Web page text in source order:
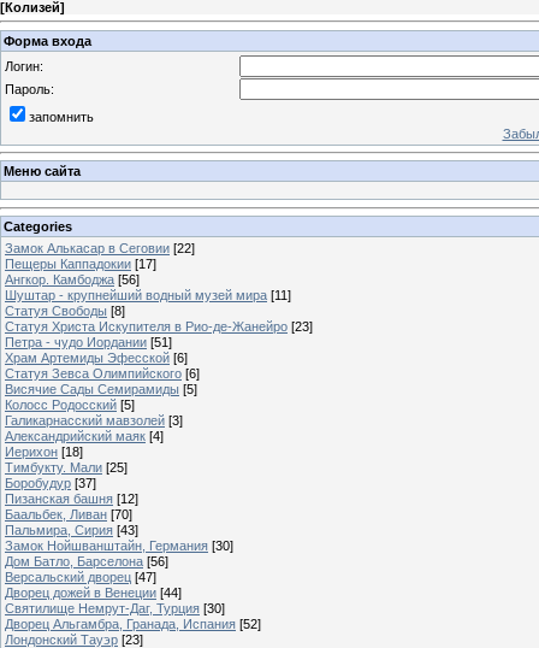
[Колизей]
Форма входа
Логин:
Пароль:
запомнить
Меню сайта
Categories
Замок Алькасар в Сеговии [22]
Пещеры Каппадокии [17]
Ангкор. Камбоджа [56]
Шуштар - крупнейший водный музей мира [11]
Статуя Свободы [8]
Статуя Христа Искупителя в Рио-де-Жанейро [23]
Петра - чудо Иордании [51]
Храм Артемиды Эфесской [6]
Статуя Зевса Олимпийского [6]
Висячие Сады Семирамиды [5]
Колосс Родосский [5]
Галикарнасский мавзолей [3]
Александрийский маяк [4]
Иерихон [18]
Тимбукту. Мали [25]
Боробудур [37]
Пизанская башня [12]
Баальбек, Ливан [70]
Пальмира, Сирия [43]
Замок Нойшванштайн, Германия [30]
Дом Батло, Барселона [56]
Версальский дворец [47]
Дворец дожей в Венеции [44]
Святилище Немрут-Даг, Турция [30]
Дворец Альгамбра, Гранада, Испания [52]
Лондонский Тауэр [23]